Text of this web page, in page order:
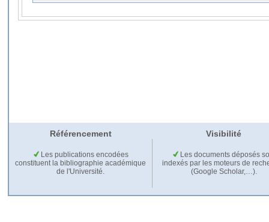
Référencement Visibilité
Les publications encodées
constituent la bibliographie académique
de l'Université.
Les documents déposés
indexés par les moteurs de
(Google Scholar,…).